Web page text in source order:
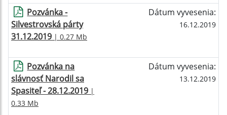
Pozvánka -
Silvestrovská párty
31.12.2019 | 0.27 Mb
Dátum vyvesenia:
16.12.2019
Pozvánka na
slávnosť Narodil sa
Spasiteľ - 28.12.2019 |
0.33 Mb
Dátum vyvesenia:
13.12.2019